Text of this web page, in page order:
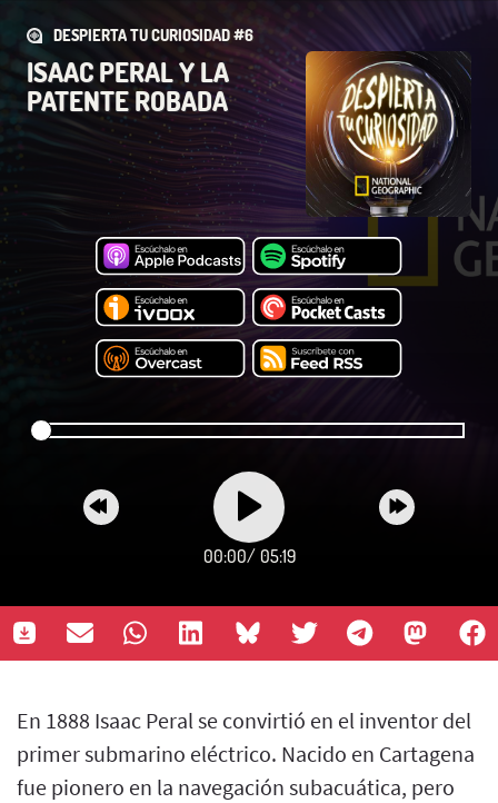
DESPIERTA TU CURIOSIDAD #6
ISAAC PERAL Y LA
PATENTE ROBADA
00:00/ 05:19
En 1888 Isaac Peral se convirtió en el inventor del
primer submarino eléctrico. Nacido en Cartagena
fue pionero en la navegación subacuática, pero